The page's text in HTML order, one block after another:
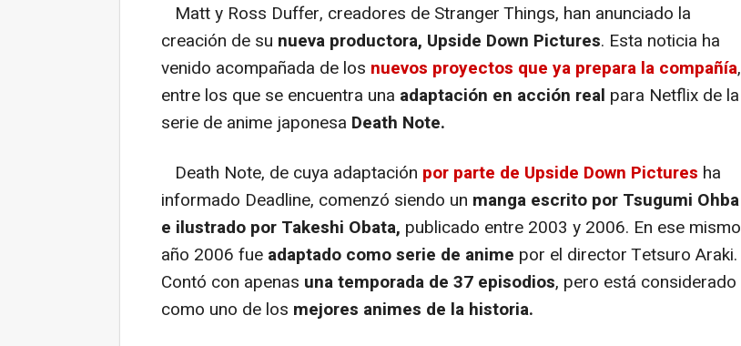
Matt y Ross Duffer, creadores de Stranger Things, han anunciado la
creación de su nueva productora, Upside Down Pictures. Esta noticia ha
venido acompañada de los nuevos proyectos que ya prepara la compañía,
entre los que se encuentra una adaptación en acción real para Netflix de la
serie de anime japonesa Death Note.
Death Note, de cuya adaptación por parte de Upside Down Pictures ha
informado Deadline, comenzó siendo un manga escrito por Tsugumi Ohba
e ilustrado por Takeshi Obata, publicado entre 2003 y 2006. En ese mismo
año 2006 fue adaptado como serie de anime por el director Tetsuro Araki.
Contó con apenas una temporada de 37 episodios, pero está considerado
como uno de los mejores animes de la historia.